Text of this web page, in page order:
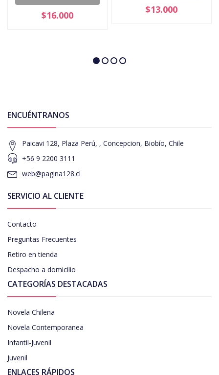
$16.000 $13.000
ENCUÉNTRANOS
Paicavi 128, Plaza Perú, , Concepcion, Biobío, Chile
+56 9 2200 3111
web@pagina128.cl
SERVICIO AL CLIENTE
Contacto
Preguntas Frecuentes
Retiro en tienda
Despacho a domicilio
CATEGORÍAS DESTACADAS
Novela Chilena
Novela Contemporanea
Infantil-Juvenil
Juvenil
ENLACES RÁPIDOS